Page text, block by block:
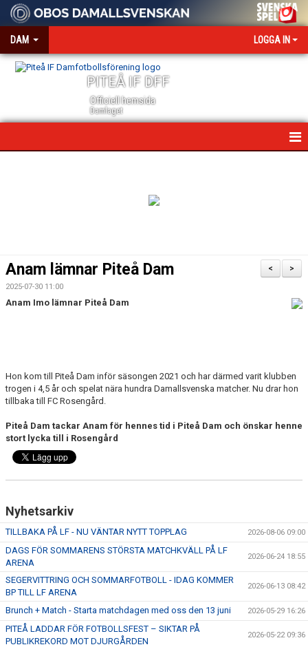
DAM LOGGA IN
PITEÅ IF DFF
Officiell hemsida
Damlaget
KALENDER
>
<
Anam lämnar Piteå Dam
2025-07-30 11:00
Anam Imo lämnar Piteå Dam
Hon kom till Piteå Dam inför säsongen 2021 och har därmed varit klubben
trogen i 4,5 år och spelat nära hundra Damallsvenska matcher. Nu drar hon
tillbaka till FC Rosengård.
Piteå Dam tackar Anam för hennes tid i Piteå Dam och önskar henne
stort lycka till i Rosengård
Nyhetsarkiv
TILLBAKA PÅ LF - NU VÄNTAR NYTT TOPPLAG 2026-08-06 09:00
DAGS FÖR SOMMARENS STÖRSTA MATCHKVÄLL PÅ LF
ARENA
2026-06-24 18:55
SEGERVITTRING OCH SOMMARFOTBOLL - IDAG KOMMER
BP TILL LF ARENA
2026-06-13 08:42
Brunch + Match - Starta matchdagen med oss den 13 juni 2026-05-29 16:26
PITEÅ LADDAR FÖR FOTBOLLSFEST – SIKTAR PÅ
PUBLIKREKORD MOT DJURGÅRDEN
2026-05-22 09:36